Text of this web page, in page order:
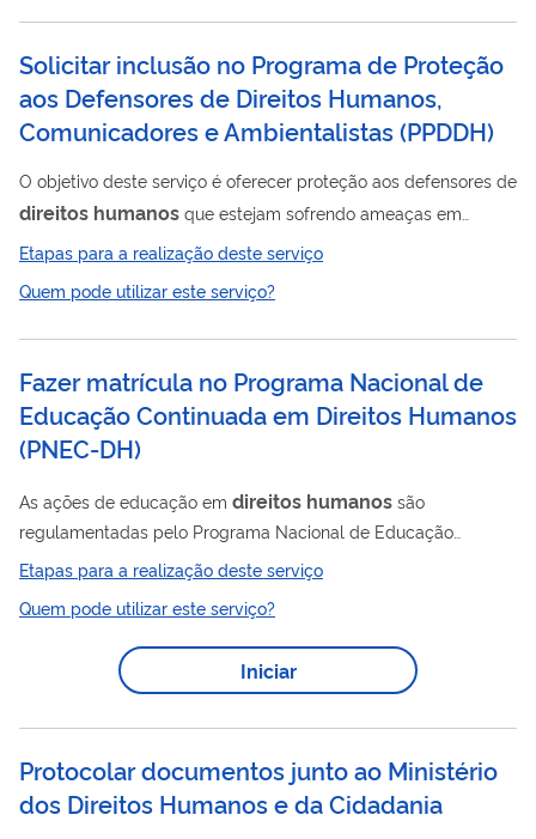
atingem populações em situação de vulnerabilidade social.
acerca de ações, programas, campanhas,direitose de
serviços de atendimento,...
Solicitar inclusão no Programa de Proteção
aos Defensores de Direitos Humanos,
Comunicadores e Ambientalistas(PPDDH)
O objetivo deste serviço é oferecer proteção aos defensores de
direitos humanos que estejam sofrendo ameaças em
decorrência de sua atuação em defesa desses
Programa de Proteção aos Defensores de
implementado por meio da articulação de ações de proteção
junto às instituições públicas competentes para que as causas
Etapas para a realização deste serviço
Quem pode utilizar este serviço?
Fazer matrícula no Programa Nacional de
Educação Continuada em Direitos Humanos
(PNEC-DH)
As ações de educação em direitos humanos são
regulamentadas pelo Programa Nacional de Educação
Continuada emDireitos Humanos(PNEC-DH), instituído
Nacional deDireitosHumanos
temáticas associadas à política nacional de
direitos
e seu conjunto abrangente de públicos, dentre eles,
pessoas idosas, pessoas com deficiência e doenças raras e
Etapas para a realização deste serviço
Quem pode utilizar este serviço?
Iniciar
Protocolar documentos junto ao Ministério
dos Direitos Humanos e da Cidadania